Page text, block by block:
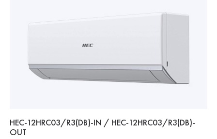
HEC-12HRC03/R3(DB)-IN / HEC-12HRC03/R3(DB)-
OUT